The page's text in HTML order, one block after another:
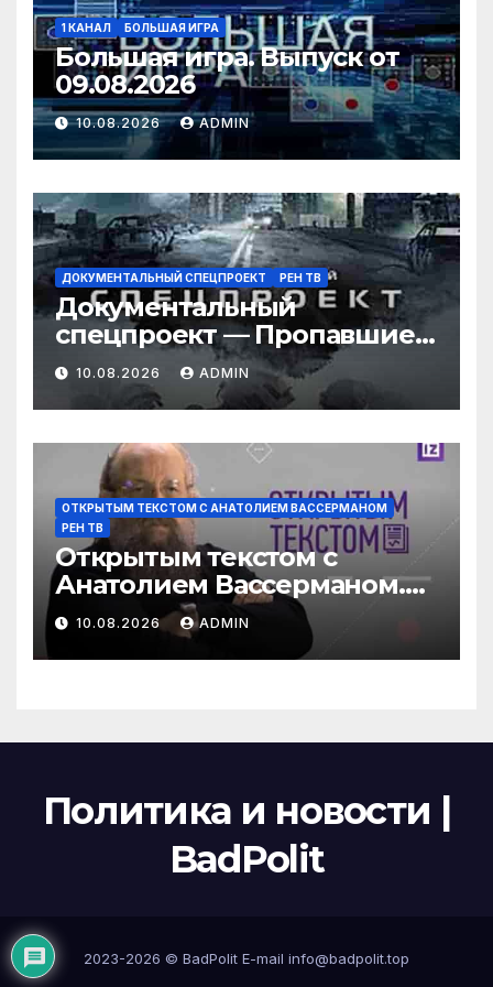
1 КАНАЛ БОЛЬШАЯ ИГРА
Большая игра. Выпуск от
09.08.2026
10.08.2026 ADMIN
ДОКУМЕНТАЛЬНЫЙ СПЕЦПРОЕКТ РЕН ТВ
Документальный
спецпроект — Пропавшие в
тайге: тайна семьи
Усольцевых (09.08.2026)
10.08.2026 ADMIN
ОТКРЫТЫМ ТЕКСТОМ С АНАТОЛИЕМ ВАССЕРМАНОМ
РЕН ТВ
Открытым текстом с
Анатолием Вассерманом.
Выпуск от 09.08.2026
10.08.2026 ADMIN
Политика и новости |
BadPolit
2023-2026 © BadPolit E-mail info@badpolit.top